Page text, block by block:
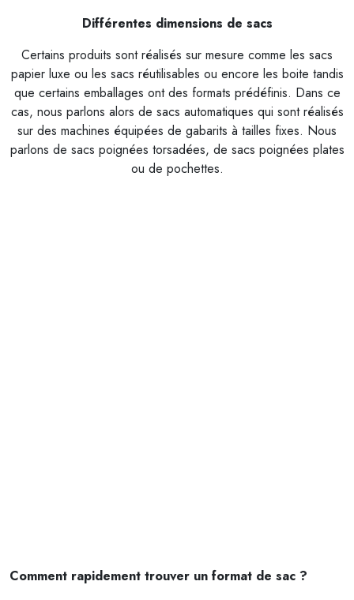
Différentes dimensions de sacs
Certains produits sont réalisés sur mesure comme les sacs
papier luxe ou les sacs réutilisables ou encore les boite tandis
que certains emballages ont des formats prédéfinis. Dans ce
cas, nous parlons alors de sacs automatiques qui sont réalisés
sur des machines équipées de gabarits à tailles fixes. Nous
parlons de sacs poignées torsadées, de sacs poignées plates
ou de pochettes.
Comment rapidement trouver un format de sac ?